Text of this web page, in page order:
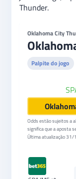
Thunder.
Oklahoma City
Palpite do jogo
Odds estão sujeitos a
significa que a aposta
Última atualização31/